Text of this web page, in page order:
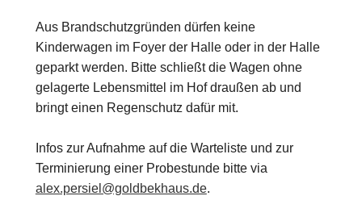
Aus Brandschutzgründen dürfen keine
Kinderwagen im Foyer der Halle oder in der Halle
geparkt werden. Bitte schließt die Wagen ohne
gelagerte Lebensmittel im Hof draußen ab und
bringt einen Regenschutz dafür mit.
Infos zur Aufnahme auf die Warteliste und zur
Terminierung einer Probestunde bitte via
alex.persiel@goldbekhaus.de.